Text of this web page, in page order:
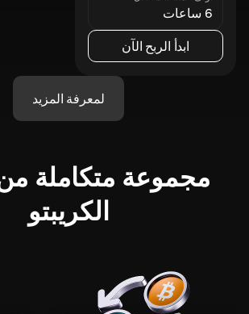
6 ساعات
ابدأ الربح الآن
لمعرفة المزيد
مجموعة متكاملة
الكريبتو